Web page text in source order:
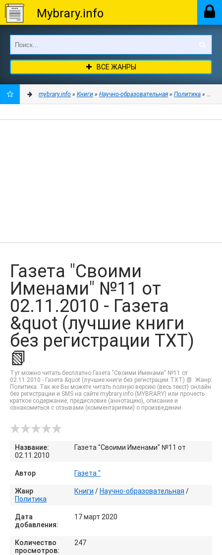
Mybrary.info
ВСЕ ЖАНРЫ
mybrary.info » Книги » Научно-образовательная » Политика »
Газета "Своими
Именами" №11 от
02.11.2010 - Газета
&quot (лучшие книги
без регистрации TXT)
📗
Тут можно читать бесплатно Газета "Своими Именами" №11 от
02.11.2010 - Газета &quot (лучшие книги без регистрации TXT) 📗. Жанр:
Политика. Так же Вы можете читать полную версию (весь текст) онлайн
без регистрации и SMS на сайте mybrary.info (MYBRARY) или прочесть
краткое содержание, предисловие (аннотацию), описание и
ознакомиться с отзывами (комментариями) о произведении.
Название:
Газета "Своими Именами" №11 от
02.11.2010
Автор Газета "
Жанр Книги / Научно-образовательная /
Политика
Дата
добавления:
17 март 2020
Количество
просмотров:
247